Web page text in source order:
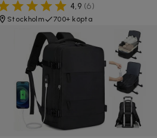
4,9 (6)
Stockholm 700+ köpta